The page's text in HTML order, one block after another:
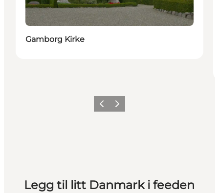
Gamborg Kirke
ForrigeNeste
Legg til litt Danmark i feeden